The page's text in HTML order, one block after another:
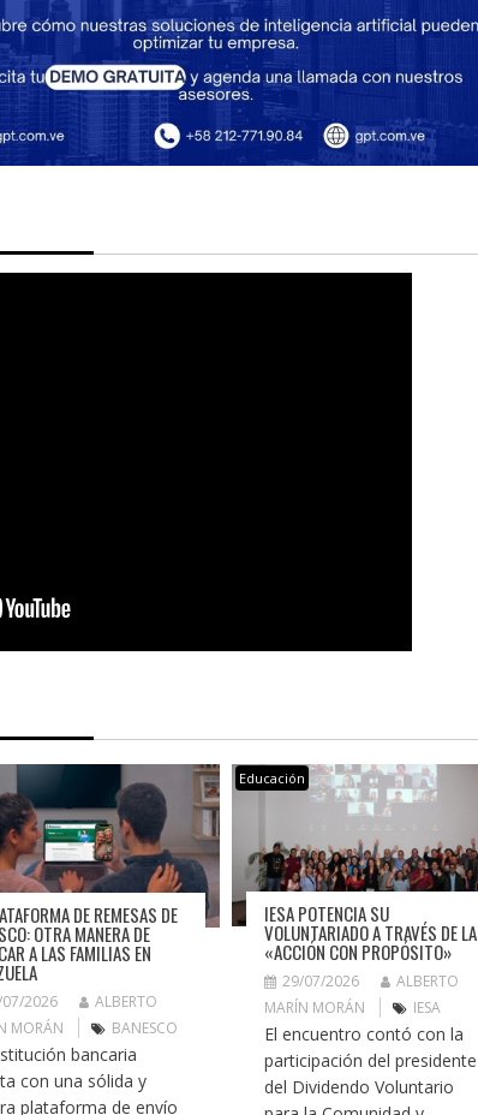
DE REMESAS DE
OTRA MANERA DE
A LAS FAMILIAS EN
2026
ALBERTO
MORÁN
BANESCO
bancaria
con una sólida y
plataforma de envío
Educación
IESA POTENCIA SU
VOLUNTARIADO A TRAVÉS DE LA
«ACCIÓN CON PROPÓSITO»
29/07/2026
ALBERTO
MARÍN MORÁN
IESA
El encuentro contó con la
participación del presidente
del Dividendo Voluntario